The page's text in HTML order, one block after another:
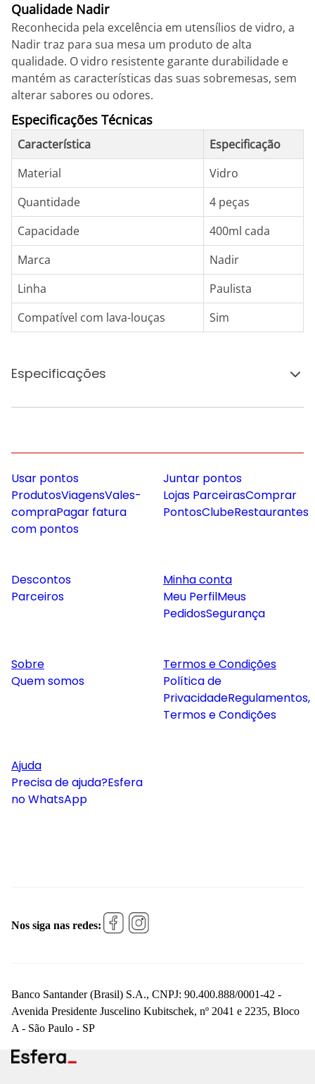
Qualidade Nadir
Reconhecida pela excelência em utensílios de vidro, a
Nadir traz para sua mesa um produto de alta
qualidade. O vidro resistente garante durabilidade e
mantém as características das suas sobremesas, sem
alterar sabores ou odores.
Especificações Técnicas
Característica
Especificação
Material
Vidro
Quantidade
4 peças
Capacidade
400ml cada
Marca
Nadir
Linha
Paulista
Compatível com lava-louças
Sim
Especificações
Usar pontos
ProdutosViagensVales-
compraPagar fatura
com pontos
Juntar pontos
Lojas ParceirasComprar
PontosClubeRestaurantes
Descontos
Parceiros
Minha conta
Meu PerfilMeus
PedidosSegurança
Sobre
Quem somos
Termos e Condições
Política de
PrivacidadeRegulamentos,
Termos e Condições
Ajuda
Precisa de ajuda?Esfera
no WhatsApp
Nos siga nas redes:
Banco Santander (Brasil) S.A., CNPJ: 90.400.888/0001-42 -
Avenida Presidente Juscelino Kubitschek, nº 2041 e 2235, Bloco
A - São Paulo - SP